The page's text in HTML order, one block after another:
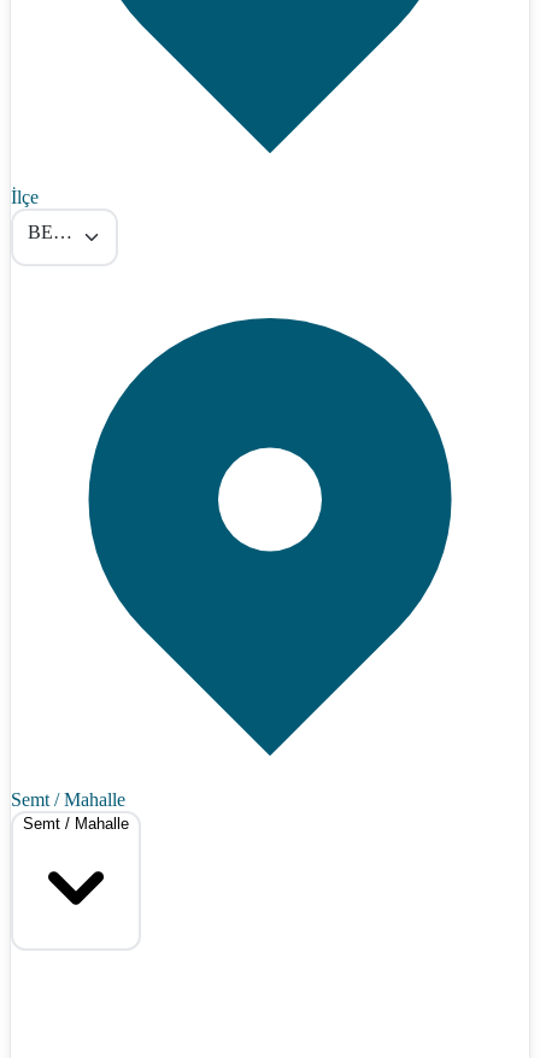
İlçe
BESNİ
Semt / Mahalle
Semt / Mahalle